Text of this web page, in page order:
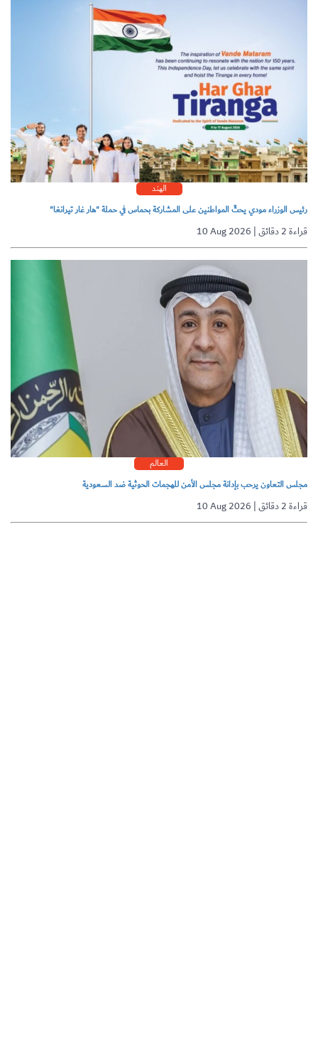
الهند
رئيس الوزراء مودي يحثّ المواطنين على المشاركة بحماس في حملة "هار غار تيرانغا"
10 Aug 2026 | قراءة 2 دقائق
العالم
مجلس التعاون يرحب بإدانة مجلس الأمن للهجمات الحوثية ضد السعودية
10 Aug 2026 | قراءة 2 دقائق